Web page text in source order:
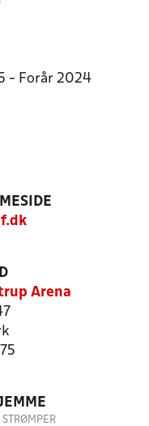
- Forår 2024
Arena
STRØMPER